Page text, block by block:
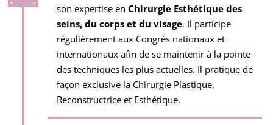
son expertise en Chirurgie Esthétique des
seins, du corps et du visage. Il participe
régulièrement aux Congrès nationaux et
internationaux afin de se maintenir à la pointe
des techniques les plus actuelles. Il pratique de
façon exclusive la Chirurgie Plastique,
Reconstructrice et Esthétique.